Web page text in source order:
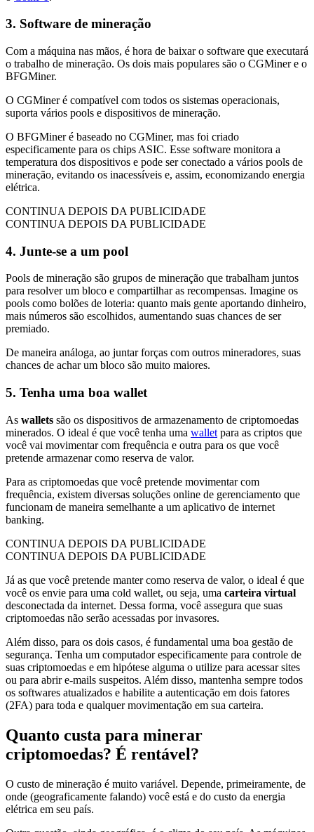
3. Software de mineração
Com a máquina nas mãos, é hora de baixar o software que executará
o trabalho de mineração. Os dois mais populares são o CGMiner e o
BFGMiner.
O CGMiner é compatível com todos os sistemas operacionais,
suporta vários pools e dispositivos de mineração.
O BFGMiner é baseado no CGMiner, mas foi criado
especificamente para os chips ASIC. Esse software monitora a
temperatura dos dispositivos e pode ser conectado a vários pools de
mineração, evitando os inacessíveis e, assim, economizando energia
elétrica.
CONTINUA DEPOIS DA PUBLICIDADE
CONTINUA DEPOIS DA PUBLICIDADE
4. Junte-se a um pool
Pools de mineração são grupos de mineração que trabalham juntos
para resolver um bloco e compartilhar as recompensas. Imagine os
pools como bolões de loteria: quanto mais gente aportando dinheiro,
mais números são escolhidos, aumentando suas chances de ser
premiado.
De maneira análoga, ao juntar forças com outros mineradores, suas
chances de achar um bloco são muito maiores.
5. Tenha uma boa wallet
As wallets são os dispositivos de armazenamento de criptomoedas
minerados. O ideal é que você tenha uma wallet para as criptos que
você vai movimentar com frequência e outra para os que você
pretende armazenar como reserva de valor.
Para as criptomoedas que você pretende movimentar com
frequência, existem diversas soluções online de gerenciamento que
funcionam de maneira semelhante a um aplicativo de internet
banking.
CONTINUA DEPOIS DA PUBLICIDADE
CONTINUA DEPOIS DA PUBLICIDADE
Já as que você pretende manter como reserva de valor, o ideal é que
você os envie para uma cold wallet, ou seja, uma carteira virtual
desconectada da internet. Dessa forma, você assegura que suas
criptomoedas não serão acessadas por invasores.
Além disso, para os dois casos, é fundamental uma boa gestão de
segurança. Tenha um computador especificamente para controle de
suas criptomoedas e em hipótese alguma o utilize para acessar sites
ou para abrir e-mails suspeitos. Além disso, mantenha sempre todos
os softwares atualizados e habilite a autenticação em dois fatores
(2FA) para toda e qualquer movimentação em sua carteira.
Quanto custa para minerar
criptomoedas? É rentável?
O custo de mineração é muito variável. Depende, primeiramente, de
onde (geograficamente falando) você está e do custo da energia
elétrica em seu país.